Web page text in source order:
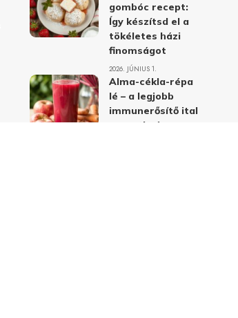
gombóc recept:
Így készítsd el a
tökéletes házi
finomságot
2026. JÚNIUS 1.
Alma-cékla-répa
lé – a legjobb
immunerősítő ital
receptje és